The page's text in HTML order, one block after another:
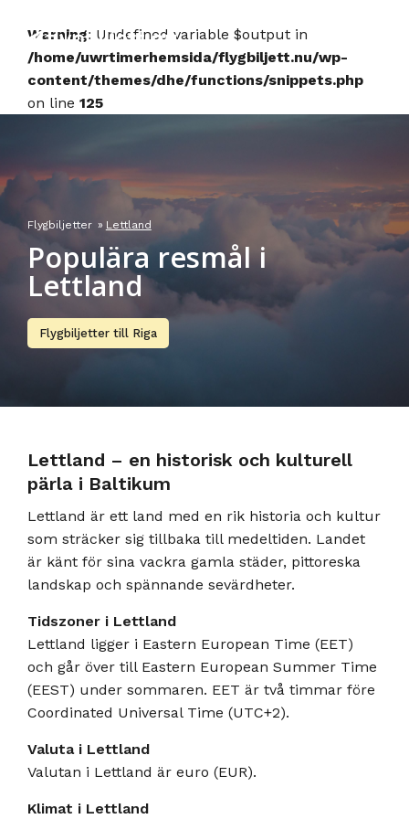
content
Warning: Undefined variable $output in
/home/uwrtimerhemsida/flygbiljett.nu/wp-
content/themes/dhe/functions/snippets.php
on line 125
Flygbiljetter » Lettland
Populära resmål i
Lettland
Flygbiljetter till Riga
Lettland – en historisk och kulturell
pärla i Baltikum
Lettland är ett land med en rik historia och kultur
som sträcker sig tillbaka till medeltiden. Landet
är känt för sina vackra gamla städer, pittoreska
landskap och spännande sevärdheter.
Tidszoner i Lettland
Lettland ligger i Eastern European Time (EET)
och går över till Eastern European Summer Time
(EEST) under sommaren. EET är två timmar före
Coordinated Universal Time (UTC+2).
Valuta i Lettland
Valutan i Lettland är euro (EUR).
Klimat i Lettland